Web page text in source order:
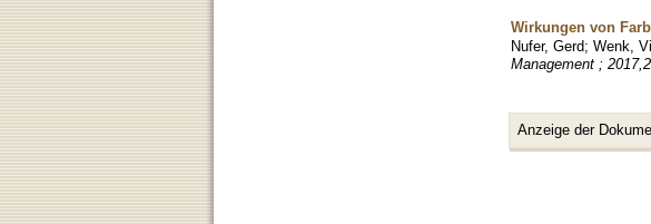
Wirkungen von
Nufer, Gerd; Wenk,
Management ; 2017,2
Anzeige der